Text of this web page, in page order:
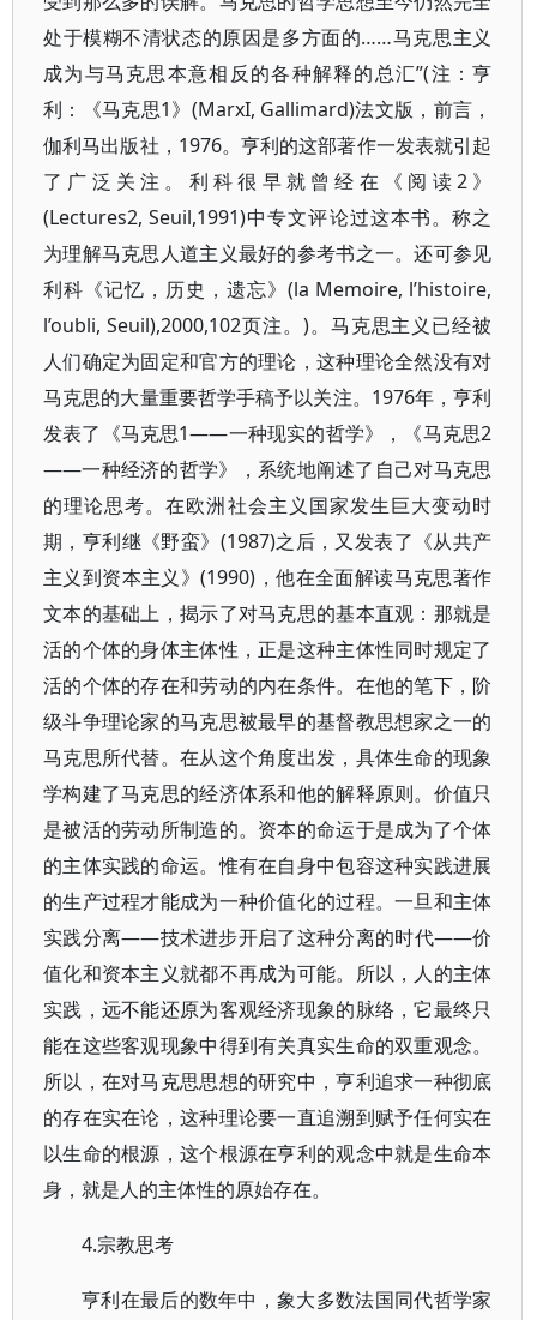
处于模糊不清状态的原因是多方面的……马克思主义
成为与马克思本意相反的各种解释的总汇”(注：亨
利：《马克思1》(MarxI, Gallimard)法文版，前言，
伽利马出版社，1976。亨利的这部著作一发表就引起
了广泛关注。利科很早就曾经在《阅读2》
(Lectures2, Seuil,1991)中专文评论过这本书。称之
为理解马克思人道主义最好的参考书之一。还可参见
利科《记忆，历史，遗忘》(la Memoire, l’histoire,
l’oubli, Seuil),2000,102页注。)。马克思主义已经被
人们确定为固定和官方的理论，这种理论全然没有对
马克思的大量重要哲学手稿予以关注。1976年，亨利
发表了《马克思1——一种现实的哲学》，《马克思2
——一种经济的哲学》，系统地阐述了自己对马克思
的理论思考。在欧洲社会主义国家发生巨大变动时
期，亨利继《野蛮》(1987)之后，又发表了《从共产
主义到资本主义》(1990)，他在全面解读马克思著作
文本的基础上，揭示了对马克思的基本直观：那就是
活的个体的身体主体性，正是这种主体性同时规定了
活的个体的存在和劳动的内在条件。在他的笔下，阶
级斗争理论家的马克思被最早的基督教思想家之一的
马克思所代替。在从这个角度出发，具体生命的现象
学构建了马克思的经济体系和他的解释原则。价值只
是被活的劳动所制造的。资本的命运于是成为了个体
的主体实践的命运。惟有在自身中包容这种实践进展
的生产过程才能成为一种价值化的过程。一旦和主体
实践分离——技术进步开启了这种分离的时代——价
值化和资本主义就都不再成为可能。所以，人的主体
实践，远不能还原为客观经济现象的脉络，它最终只
能在这些客观现象中得到有关真实生命的双重观念。
所以，在对马克思思想的研究中，亨利追求一种彻底
的存在实在论，这种理论要一直追溯到赋予任何实在
以生命的根源，这个根源在亨利的观念中就是生命本
身，就是人的主体性的原始存在。
4.宗教思考
亨利在最后的数年中，象大多数法国同代哲学家